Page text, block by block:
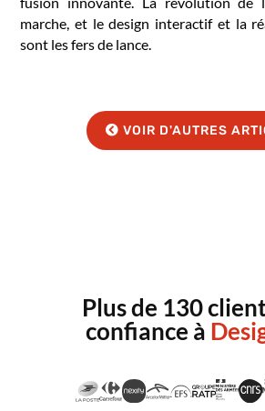
marche, et le design interactif et la
sont les fers de lance.
VOIR D'AUTRES
Plus de 130
confiance à